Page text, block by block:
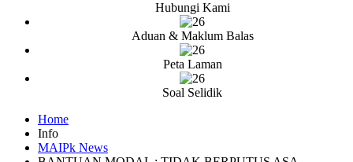
Hubungi Kami
Aduan & Maklum Balas
Peta Laman
Soal Selidik
Home
Info
MAIPk News